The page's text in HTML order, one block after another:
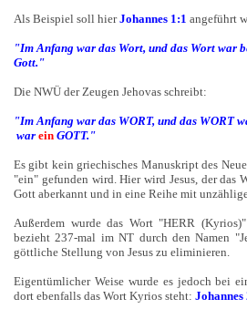
Als Beispiel soll hierJohannes 1:1 angeführt
"Im Anfang war das Wort, und das Wort war
Gott."
Die NWÜ der Zeugen Jehovas schreibt:
"Im Anfang war das WORT, und das WORT
war ein GOTT."
Es gibt kein griechisches Manuskript des
"ein" gefunden wird. Hier wird Jesus, der das
Gott aberkannt und in eine Reihe mit
Außerdem wurde das Wort "HERR
bezieht 237-mal im NT durch den Namen
göttliche Stellung von Jesus zu eliminieren.
Eigentümlicher Weise wurde es jedoch bei
dort ebenfalls das Wort Kyrios steht: Johannes